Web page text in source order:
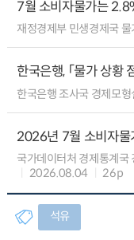
7월 소비자물가는
재정경제부 민생경제국
한국은행, 「물가 상황
한국은행 조사국 경제모
2026년 7월 소비자물
국가데이터처 경제통계
2026.08.04
26p
석유